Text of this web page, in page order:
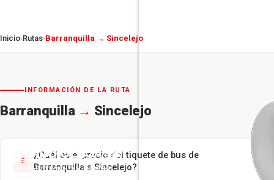
Inicio›Rutas›Barranquilla → Sincelejo
INFORMACIÓN DE LA RUTA
Barranquilla → Sincelejo
¿Cuál es el precio del tiquete de bus de
Barranquilla a Sincelejo?